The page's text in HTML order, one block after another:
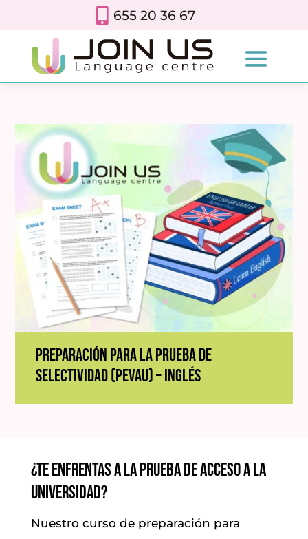
 655 20 36 67
Preparación para la Prueba de
Selectividad (PEvAU) – Inglés
¿Te enfrentas a la prueba de acceso a la
universidad?
Nuestro curso de preparación para